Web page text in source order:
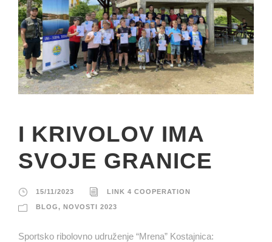
I KRIVOLOV IMA
SVOJE GRANICE
15/11/2023 LINK 4 COOPERATION
BLOG, NOVOSTI 2023
Sportsko ribolovno udruženje “Mrena” Kostajnica: